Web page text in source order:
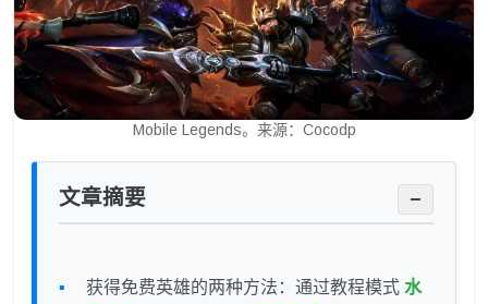
Mobile Legends。来源：Cocodp
文章摘要 −
获得免费英雄的两种方法：通过教程模式 水